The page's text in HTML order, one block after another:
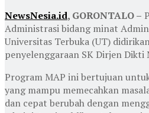
NewsNesia.id, GORONTALO –
Administrasi bidang minat
Universitas Terbuka (UT)
penyelenggaraan SK Dirjen Dikti
Program MAP ini bertujuan
yang mampu memecahkan
dan cepat berubah dengan